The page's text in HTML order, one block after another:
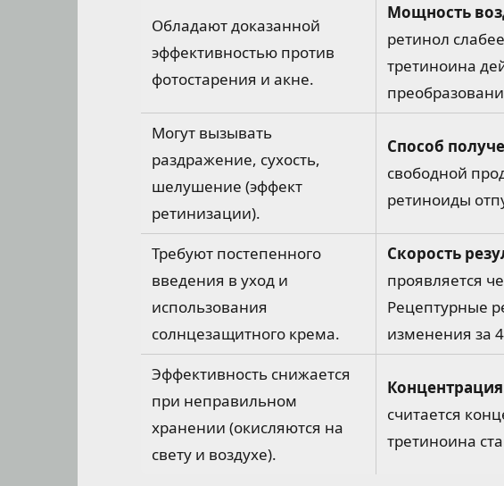
Обладают доказанной
эффективностью против
фотостарения и акне.
Мощность
ретинол
третиноина
Могут вызывать
раздражение, сухость,
шелушение (эффект
ретинизации).
Способ
свободной
ретиноиды
Требуют постепенного
введения в уход и
использования
солнцезащитного крема.
Скорость
проявляется
Рецептурные
изменения за
Эффективность снижается
при неправильном
хранении (окисляются на
свету и воздухе).
считается
третиноина